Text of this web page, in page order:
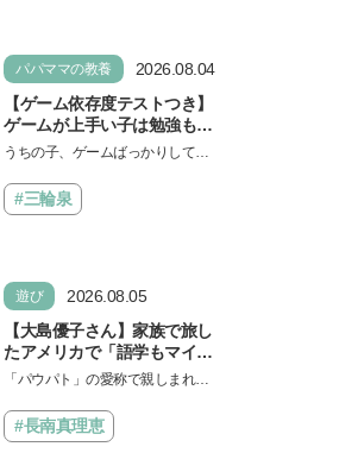
パパママの教養
2026.08.04
【ゲーム依存度テストつき】
ゲームが上手い子は勉強もで
きる？御三家中高卒でゲーマ
えるゲームしながら受験で勝
つためのメソッド
うちの子、ゲームばっかりしてい
言し、子どもとトラブルになる家
庭は多いもの。でも…
#三輪泉
遊び
2026.08.05
【大島優子さん】家族で旅し
たアメリカで「語学もマイン
ドも！ 子どもの成長はすごか
『パウ・パトロール ザ・ダイ
ノ・ムービー』ではあきらめ
「パウパト」の愛称で親しまれる
の劇場版シリーズ第3弾、映画『パ
ウ・パトロール ザ…
#長南真理恵